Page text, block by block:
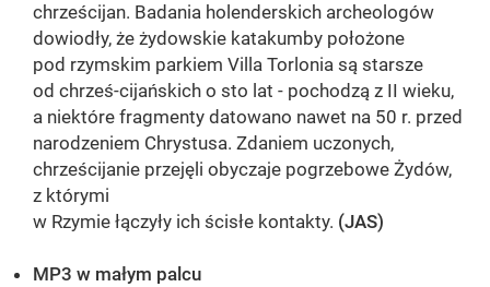
chrześcijan. Badania holenderskich archeologów
dowiodły, że żydowskie katakumby położone
pod rzymskim parkiem Villa Torlonia są starsze
od chrześ-cijańskich o sto lat - pochodzą z II wieku,
a niektóre fragmenty datowano nawet na 50 r. przed
narodzeniem Chrystusa. Zdaniem uczonych,
chrześcijanie przejęli obyczaje pogrzebowe Żydów,
z którymi
w Rzymie łączyły ich ścisłe kontakty. (JAS)
MP3 w małym palcu